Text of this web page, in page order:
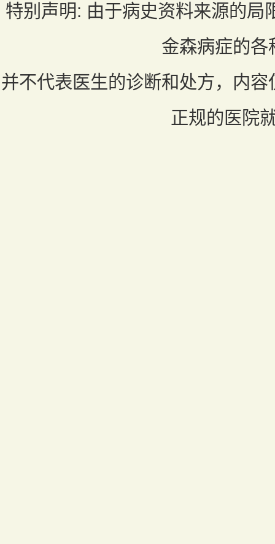
特别声明: 由于病史资料来源的局
金森病症的各
并不代表医生的诊断和处方，内
正规的医院